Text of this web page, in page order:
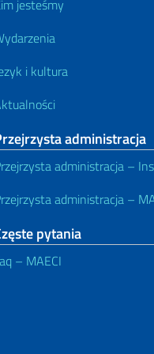
jesteśmy
i kultura
administracja
administracja –
administracja –
pytania
– MAECI